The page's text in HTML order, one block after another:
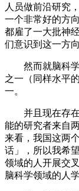
人员做前沿研究
一个非常好的方
都雇了一大批神
们意识到这一方
然而就脑科学
之一（同样水平
一。
并且现在存在
能的研究者来自
来看，我国这两
话」，所以我希
领域的人开展交
脑科学领域的人